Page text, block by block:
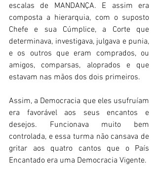
escalas de MANDANÇA. E assim era
composta a hierarquia, com o suposto
Chefe e sua Cúmplice, a Corte que
determinava, investigava, julgava e punia,
e os outros que eram comprados, ou
amigos, comparsas, aloprados e que
estavam nas mãos dos dois primeiros.
Assim, a Democracia que eles usufruíam
era favorável aos seus encantos e
desejos. Funcionava muito bem
controlada, e essa turma não cansava de
gritar aos quatro cantos que o País
Encantado era uma Democracia Vigente.